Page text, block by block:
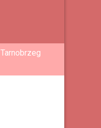
Tarnobrzeg